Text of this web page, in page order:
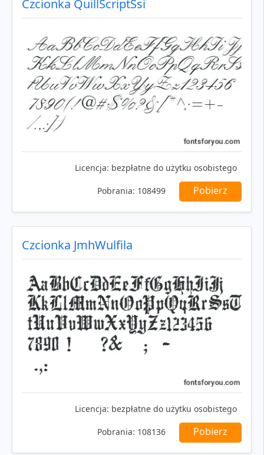
Czcionka QuillScriptSsi
Licencja: bezpłatne do użytku osobistego
Pobrania: 108499 Pobierz
Czcionka JmhWulfila
Licencja: bezpłatne do użytku osobistego
Pobrania: 108136 Pobierz